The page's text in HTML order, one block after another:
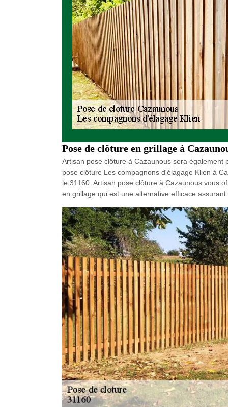
Pose de clôture en grillage à
Artisan pose clôture à Cazaunous sera également
pose clôture Les compagnons d'élagage Klien à
le 31160. Artisan pose clôture à Cazaunous vous
en grillage qui est une alternative efficace